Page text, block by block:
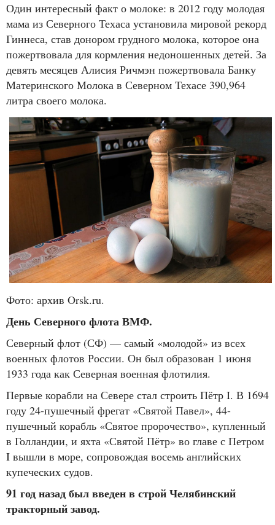
Один интересный факт о молоке: в 2012 году молодая
мама из Северного Техаса установила мировой рекорд
Гиннеса, став донором грудного молока, которое она
пожертвовала для кормления недоношенных детей. За
девять месяцев Алисия Ричмэн пожертвовала Банку
Материнского Молока в Северном Техасе 390,964
литра своего молока.
Фото: архив Orsk.ru.
День Северного флота ВМФ.
Северный флот (СФ) — самый «молодой» из всех
военных флотов России. Он был образован 1 июня
1933 года как Северная военная флотилия.
Первые корабли на Севере стал строить Пётр I. В 1694
году 24-пушечный фрегат «Святой Павел», 44-
пушечный корабль «Святое пророчество», купленный
в Голландии, и яхта «Святой Пётр» во главе с Петром
I вышли в море, сопровождая восемь английских
купеческих судов.
91 год назад был введен в строй Челябинский
тракторный завод.